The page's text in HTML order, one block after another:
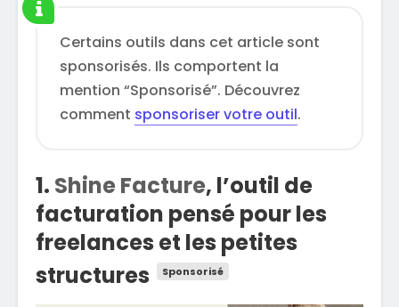
Certains outils dans cet article sont
sponsorisés. Ils comportent la
mention “Sponsorisé”. Découvrez
comment sponsoriser votre outil.
1. Shine Facture, l’outil de
facturation pensé pour les
freelances et les petites
structures